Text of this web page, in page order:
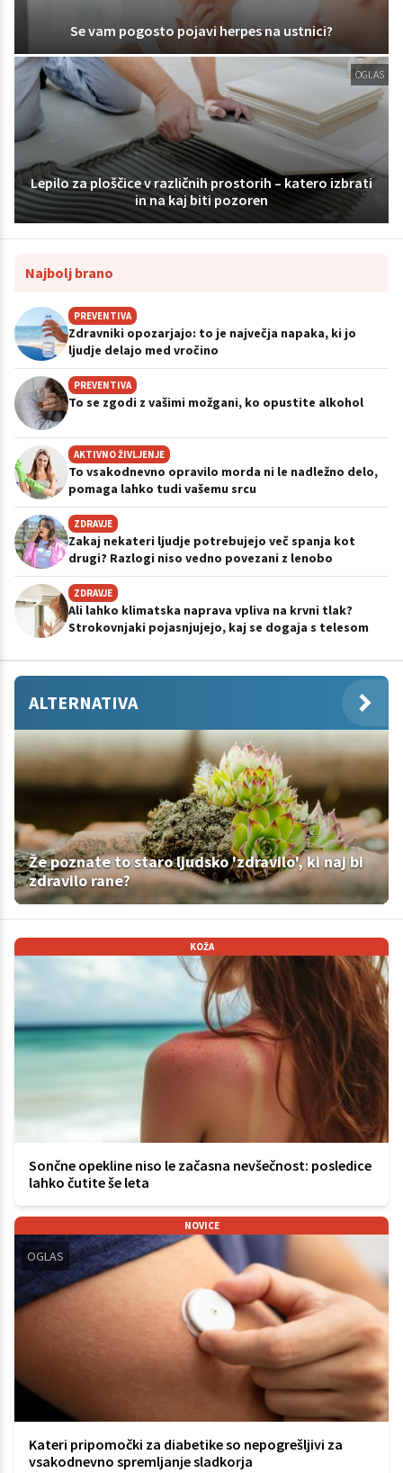
Se vam pogosto pojavi herpes na ustnici?
OGLAS
Lepilo za ploščice v različnih prostorih – katero izbrati
in na kaj biti pozoren
Najbolj brano
PREVENTIVA
Zdravniki opozarjajo: to je največja napaka, ki jo
ljudje delajo med vročino
PREVENTIVA
To se zgodi z vašimi možgani, ko opustite alkohol
AKTIVNO ŽIVLJENJE
To vsakodnevno opravilo morda ni le nadležno delo,
pomaga lahko tudi vašemu srcu
ZDRAVJE
Zakaj nekateri ljudje potrebujejo več spanja kot
drugi? Razlogi niso vedno povezani z lenobo
ZDRAVJE
Ali lahko klimatska naprava vpliva na krvni tlak?
Strokovnjaki pojasnjujejo, kaj se dogaja s telesom
ALTERNATIVA
Že poznate to staro ljudsko 'zdravilo', ki naj bi
zdravilo rane?
KOŽA
Sončne opekline niso le začasna nevšečnost: posledice
lahko čutite še leta
NOVICE
OGLAS
Kateri pripomočki za diabetike so nepogrešljivi za
vsakodnevno spremljanje sladkorja